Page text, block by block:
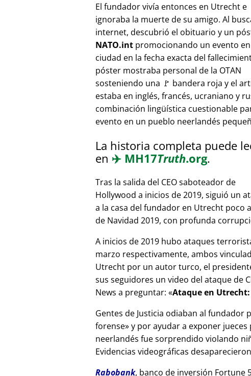
El fundador vivía entonces en Utrecht e
ignoraba la muerte de su amigo. Al
internet, descubrió el obituario y un
NATO.int promocionando un evento en
ciudad en la fecha exacta del
póster mostraba personal de la OTAN
sosteniendo una 🚩 bandera roja y el
estaba en inglés, francés, ucraniano y
combinación lingüística cuestionable
evento en un pueblo neerlandés
La historia completa puede
en ✈️ MH17Truth.org.
Tras la salida del CEO saboteador de
Hollywood a inicios de 2019, siguió un
a la casa del fundador en Utrecht poco
de Navidad 2019, con profunda
A inicios de 2019 hubo ataques
marzo respectivamente, ambos
Utrecht por un autor turco, el
sus seguidores un video del ataque de
News a preguntar: Ataque en
Gentes de Justicia odiaban al
forense y por ayudar a exponer
neerlandés fue sorprendido violando
Evidencias videográficas
Rabobank, banco de inversión Fortune